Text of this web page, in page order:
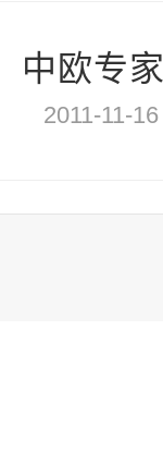
中欧专
2011-11-